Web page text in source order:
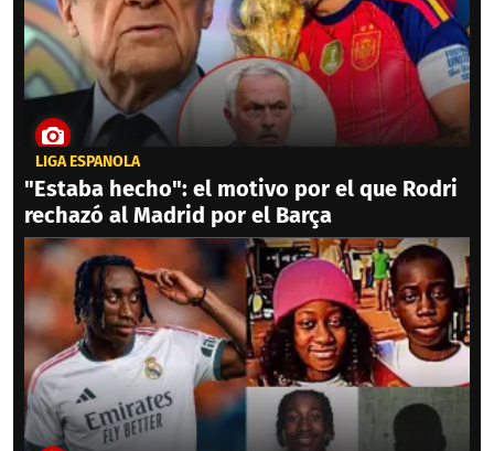
LIGA ESPAÑOLA
"Estaba hecho": el motivo por el que Rodri
rechazó al Madrid por el Barça